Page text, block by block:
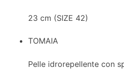
23 cm (SIZE 42)
TOMAIA
Pelle idrorepellente con